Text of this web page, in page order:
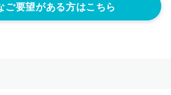
ご要望がある方はこちら